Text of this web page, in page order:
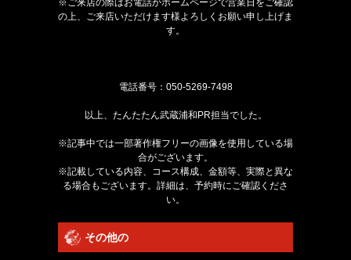
の上、ご来店いただけます様よろしくお願い申し上げま
す。
電話番号： 050-5269-7498
以上、たんたたん武蔵浦和PR担当でした。
※記事中では一部著作権フリーの画像を使用している場
合がございます。
※記載している内容、コース構成、金額等、実際と異な
る場合もございます。詳細は、予約時にご確認くださ
い。
その他の